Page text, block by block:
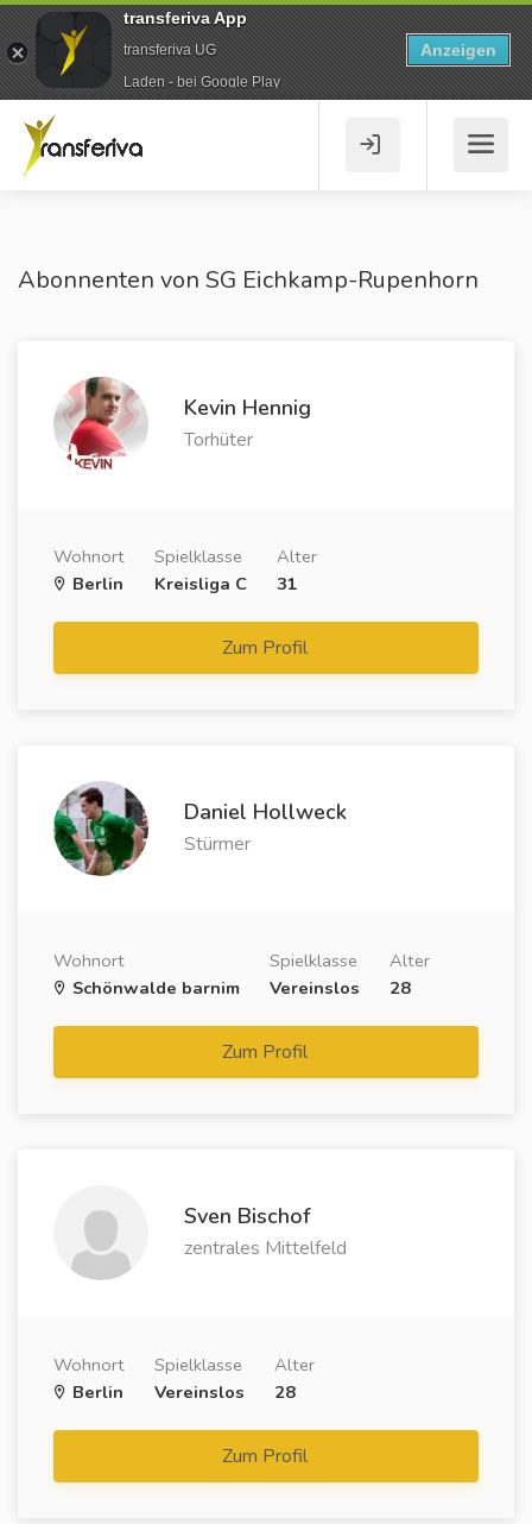
Abonnenten von SG Eichkamp-Rupenhorn
Kevin Hennig
Torhüter
Wohnort
Berlin
Spielklasse
Kreisliga C
Alter
31
Zum Profil
Daniel Hollweck
Stürmer
Wohnort
Schönwalde barnim
Spielklasse
Vereinslos
Alter
28
Zum Profil
Sven Bischof
zentrales Mittelfeld
Wohnort
Berlin
Spielklasse
Vereinslos
Alter
28
Zum Profil
transferiva App
transferiva UG
Laden - bei Google Play
Anzeigen